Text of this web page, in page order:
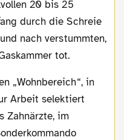
20 bis 25
durch die Schreie
nach verstummten,
tot.
Arbeit selektiert
Zahnärzte, im